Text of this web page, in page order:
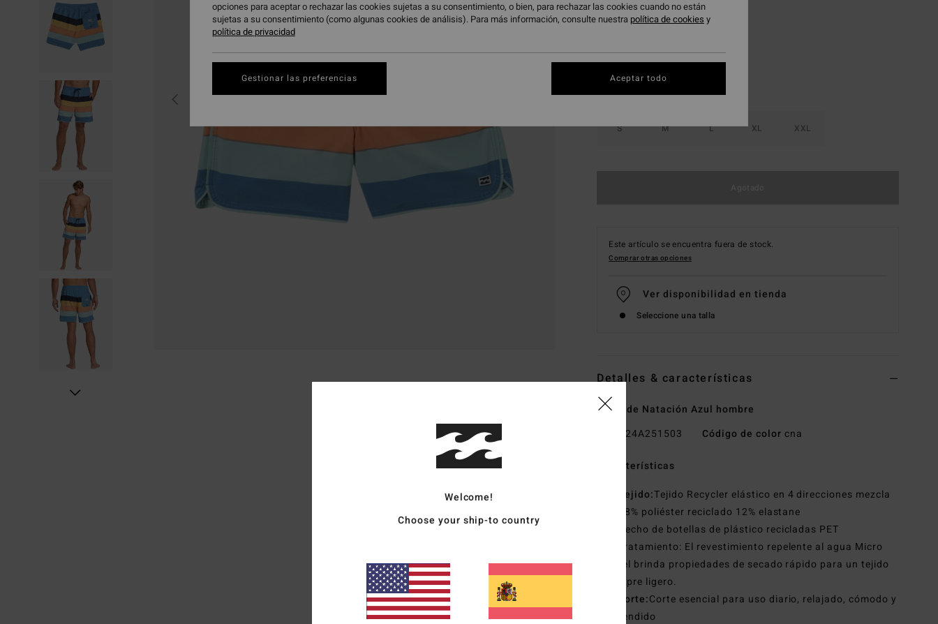
ColorCarolina Blue
S M L XL XXL
Este artículo se encuentra fuera de stock.
Comprar otras opciones
Ver disponibilidad en tienda
Seleccione una talla
Detalles & características
Short de Natación Azul hombre
24A251503 Código de color cna
Características
Tejido:Tejido Recycler elástico en 4 direcciones mezcla
de 88% poliéster reciclado 12% elastane
Hecho de botellas de plástico recicladas PET
Tratamiento: El revestimiento repelente al agua Micro
Repel brinda propiedades de secado rápido para un tejido
siempre ligero.
Corte:Corte esencial para uso diario, relajado, cómodo y
distendido
Welcome!
Choose your ship-to country
opciones para aceptar o rechazar las cookies sujetas a su consentimiento, o bien, para rechazar las cookies cuando no están
sujetas a su consentimiento (como algunas cookies de análisis). Para más información, consulte nuestra política de cookies y
política de privacidad
Gestionar las preferencias Aceptar todo